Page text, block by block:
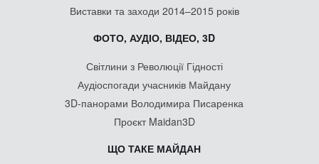
Виставки та заходи 2014–2015 років
ФОТО, АУДІО, ВІДЕО, 3D
Світлини з Революції Гідності
Аудіоспогади учасників Майдану
3D-панорами Володимира Писаренка
Проєкт Maidan3D
ЩО ТАКЕ МАЙДАН